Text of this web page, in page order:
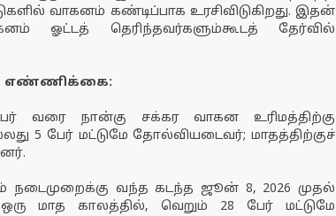
வாகனம் கண்டிப்பாக உரசிவிடுகிறது. இதன்
ஓட்டத் தெரிந்தவர்களும்கூடத் தேர்வில்
எண்ணிக்கை:
வரை நான்கு சக்கர வாகன உரிமத்திற்கு
5 பேர் மட்டுமே தோல்வியடைவர்; மாதத்திற்குச்
வந்த கடந்த ஜூன் 8, 2026 முதல்
மாத காலத்தில், வெறும் 28 பேர் மட்டுமே